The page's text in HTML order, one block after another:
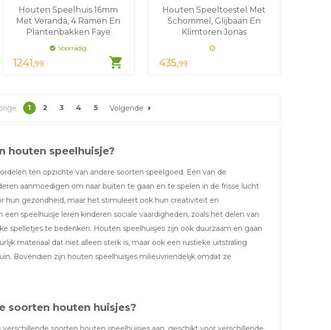
shopping_cart
Houten Speelhuis 16mm
Met Veranda, 4 Ramen En
Plantenbakken Faye
Voorradig
1241,99
Houten Speeltoestel Met
Schommel, Glijbaan En
Klimtoren Jonas
435,99
1 2 3 4 5 Volgende
houten speelhuisje?
ten opzichte van andere soorten speelgoed. Een van de
aanmoedigen om naar buiten te gaan en te spelen in de frisse lucht
hun gezondheid, maar het stimuleert ook hun creativiteit en
speelhuisje leren kinderen sociale vaardigheden, zoals het delen van
spelletjes te bedenken. Houten speelhuisjes zijn ook duurzaam en gaan
materiaal dat niet alleen sterk is, maar ook een rustieke uitstraling
Bovendien zijn houten speelhuisjes milieuvriendelijk omdat ze
soorten houten huisjes?